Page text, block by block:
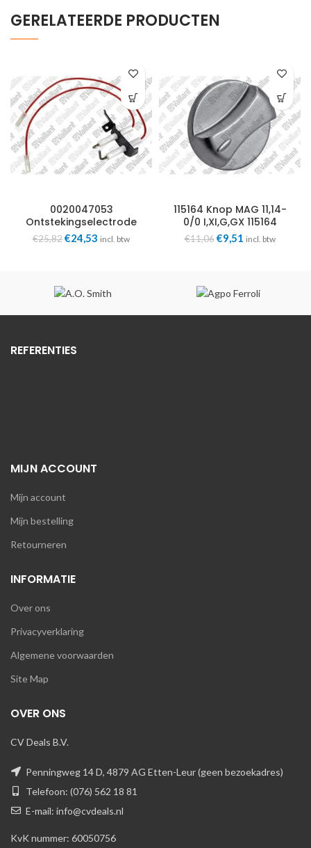
GERELATEERDE PRODUCTEN
0020047053
Ontstekingselectrode
0020047053
€25,82Oorspronkelijke
€24,53 Huidige
incl. btw
115164 Knop MAG 11,14-
0/0 I,XI,G,GX 115164
€11,06 Oorspronkelijke
€9,51 Huidige
incl. btw
REFERENTIES
MIJN ACCOUNT
Mijn account
Mijn bestelling
Retourneren
INFORMATIE
Over ons
Privacyverklaring
Algemene voorwaarden
Site Map
OVER ONS
CV Deals B.V.
Penningweg 14 D, 4879 AG Etten-Leur (geen bezoekadres)
Telefoon: (076) 562 18 81
E-mail: info@cvdeals.nl
KvK nummer: 60050756